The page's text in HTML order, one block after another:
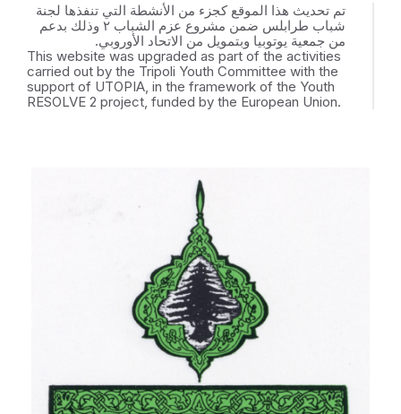
تم تحديث هذا الموقع كجزء من الأنشطة التي تنفذها لجنة
شباب طرابلس ضمن مشروع عزم الشباب ٢ وذلك بدعم
من جمعية يوتوبيا وبتمويل من الاتحاد الأوروبي.
This website was upgraded as part of the activities
carried out by the Tripoli Youth Committee with the
support of UTOPIA, in the framework of the Youth
RESOLVE 2 project, funded by the European Union.